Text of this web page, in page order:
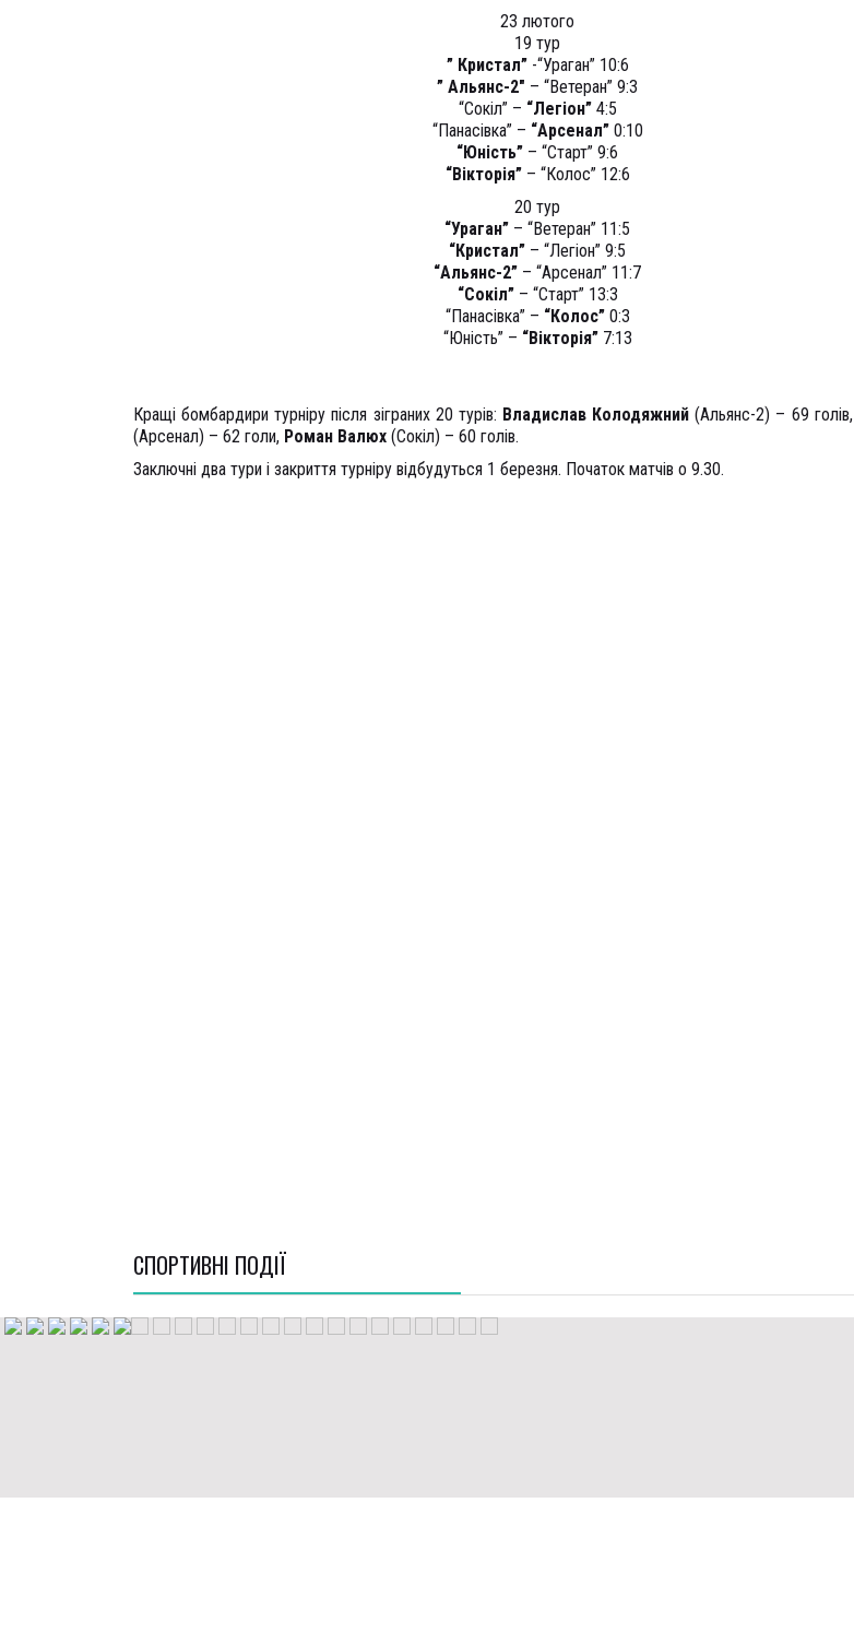
23 лютого
19 тур
” Кристал”-“Ураган” 10:6
” Альянс-2″ – “Ветеран” 9:3
“Сокіл” – “Легіон”4:5
“Панасівка” – “Арсенал”0:10
“Юність” – “Старт” 9:6
“Вікторія”– “Колос” 12:6
20 тур
“Ураган” – “Ветеран” 11:5
“Кристал” – “Легіон” 9:5
“Альянс-2” – “Арсенал” 11:7
“Сокіл”– “Старт” 13:3
“Панасівка” – “Колос”0:3
“Юність” – “Вікторія”7:13
Кращі бомбардири турніру після зіграних 20 турів: Владислав Колодяжний (Альянс-2) – 69 голів,
(Арсенал) – 62 голи, Роман Валюх (Сокіл) – 60 голів.
Заключні два тури і закриття турніру відбудуться 1 березня. Початок матчів о 9.30.
СПОРТИВНI ПОДІЇ